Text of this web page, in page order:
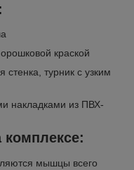
краской
стенка, турник с узким
накладками из ПВХ-
мышцы всего